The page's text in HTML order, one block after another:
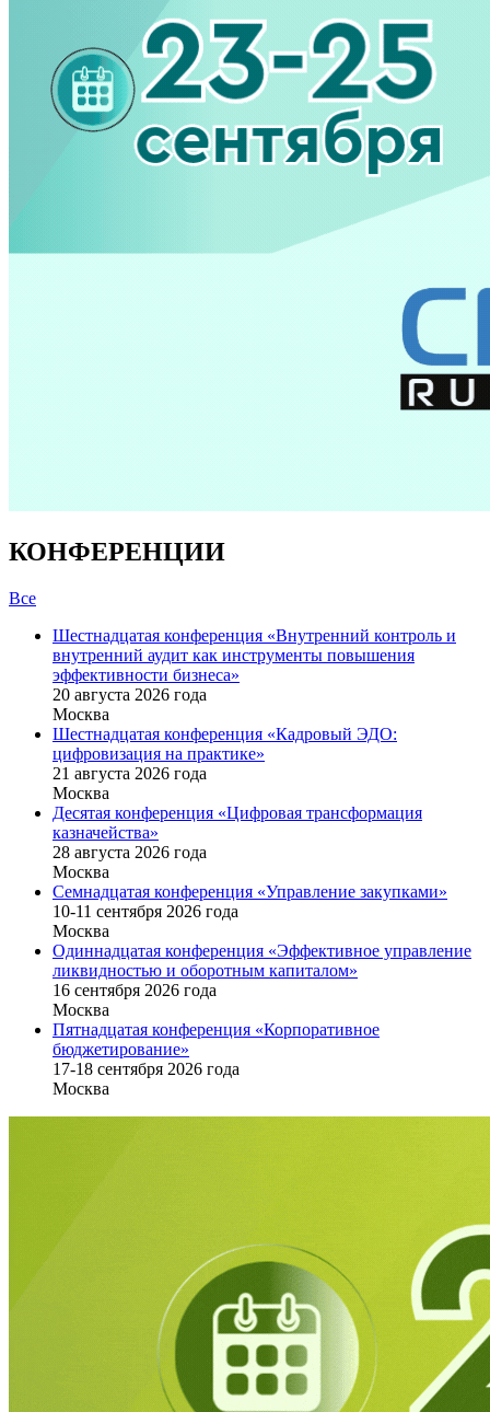
КОНФЕРЕНЦИИ
Все
Шестнадцатая конференция «Внутренний контроль и
внутренний аудит как инструменты повышения
эффективности бизнеса»
20 августа 2026 года
Москва
Шестнадцатая конференция «Кадровый ЭДО:
цифровизация на практике»
21 августа 2026 года
Москва
Десятая конференция «Цифровая трансформация
казначейства»
28 августа 2026 года
Москва
Семнадцатая конференция «Управление закупками»
10-11 сентября 2026 года
Москва
Одиннадцатая конференция «Эффективное управление
ликвидностью и оборотным капиталом»
16 cентября 2026 года
Москва
Пятнадцатая конференция «Корпоративное
бюджетирование»
17-18 сентября 2026 года
Москва